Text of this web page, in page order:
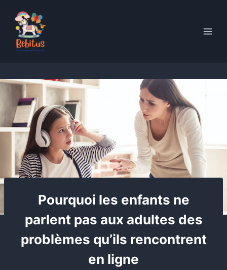
content
Pourquoi les enfants ne
parlent pas aux adultes des
problèmes qu’ils rencontrent
en ligne